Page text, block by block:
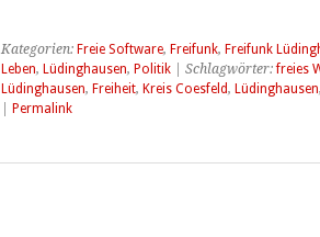
Kategorien: Freie Software, Freifunk, Freifunk
Leben, Lüdinghausen, Politik| Schlagwörter:freies
Lüdinghausen, Freiheit, Kreis Coesfeld, Lüdinghausen,
Permalink